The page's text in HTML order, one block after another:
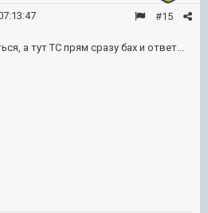
#15
а тут ТС прям сразу бах и ответ...